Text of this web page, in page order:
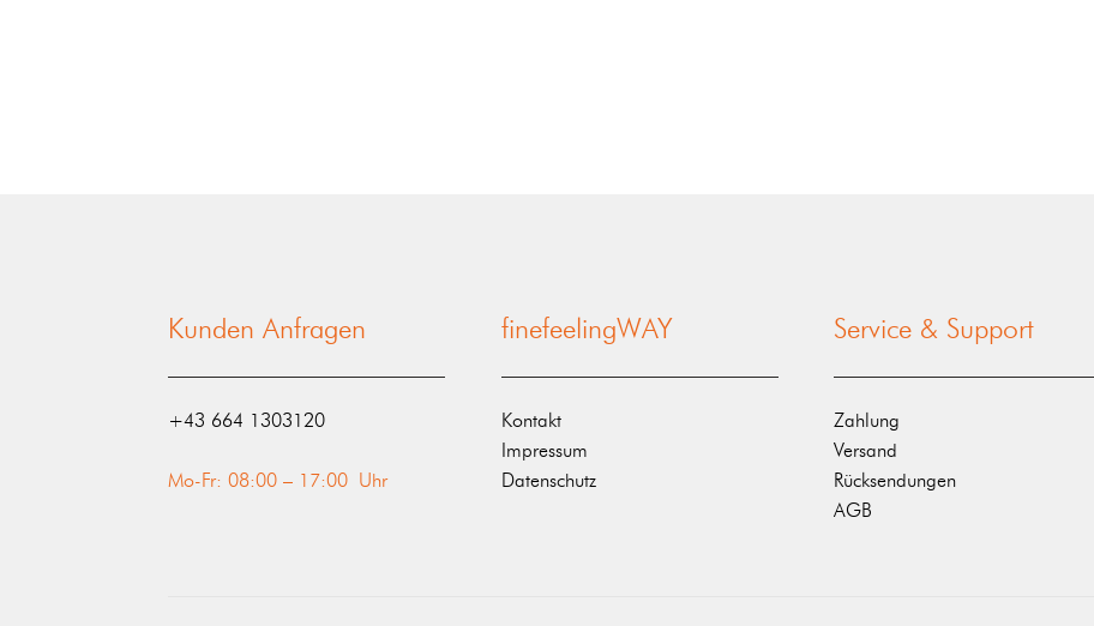
Kunden Anfragen
‭+43 664 1303120‬
Mo-Fr: 08:00 – 17:00 Uhr
finefeelingWAY
Kontakt
Impressum
Datenschutz
Service & Support
Zahlung
Versand
Rücksendungen
AGB